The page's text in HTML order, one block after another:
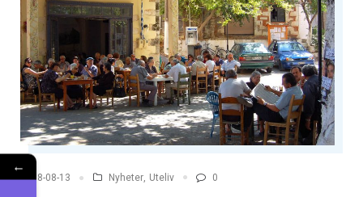
2018-08-13 Nyheter, Uteliv 0
←